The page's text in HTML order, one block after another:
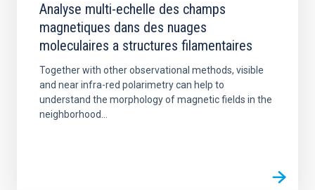
Analyse multi-echelle des champs
magnetiques dans des nuages
moleculaires a structures filamentaires
Together with other observational methods, visible
and near infra-red polarimetry can help to
understand the morphology of magnetic fields in the
neighborhood...